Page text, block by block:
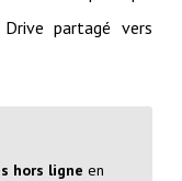
partagé vers
hors ligne en